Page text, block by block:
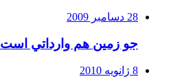
28 دسامبر 2009
جو زمين هم وارداتي است
8 ژانویه 2010